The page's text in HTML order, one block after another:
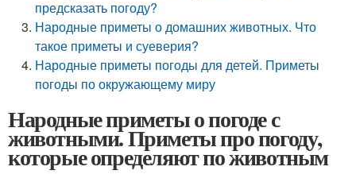
предсказать погоду?
Народные приметы о домашних животных. Что
такое приметы и суеверия?
Народные приметы погоды для детей. Приметы
погоды по окружающему миру
Народные приметы о погоде с
животными. Приметы про погоду,
которые определяют по животным